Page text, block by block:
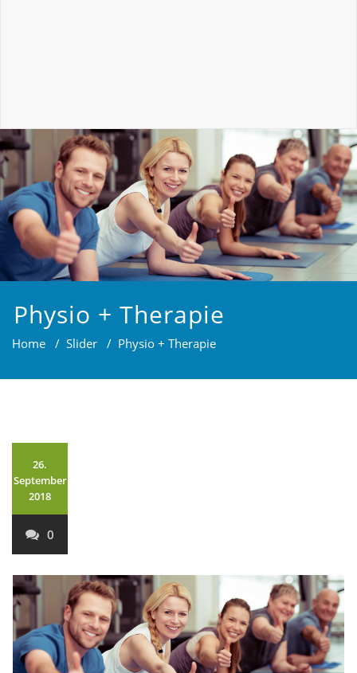
Physio + Therapie
Home / Slider / Physio + Therapie
26.
September
2018
0